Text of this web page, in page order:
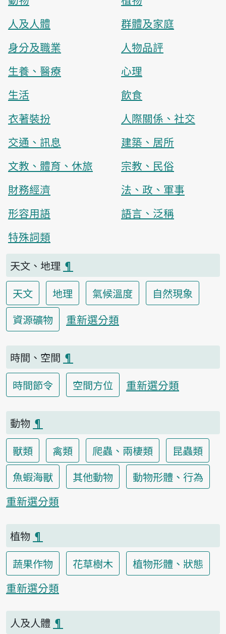
人及人體
群體及家庭
身分及職業
人物品評
生養、醫療
心理
生活
飲食
衣著裝扮
人際關係、社交
交通、訊息
建築、居所
文教、體育、休旅
宗教、民俗
財務經濟
法、政、軍事
形容用語
語言、泛稱
特殊詞類
天文、地理 ¶
天文
地理 氣候溫度
自然現象
資源礦物
重新選分類
時間、空間 ¶
時間節令
空間方位 重新選分類
動物 ¶
獸類
禽類 爬蟲、兩棲類
昆蟲類
魚蝦海獸
其他動物
動物形體、行為
重新選分類
植物 ¶
蔬果作物
花草樹木
植物形體、狀態
重新選分類
人及人體 ¶